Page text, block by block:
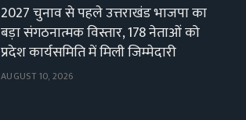
2027 चुनाव से पहले उत्तराखंड भाजपा का
बड़ा संगठनात्मक विस्तार, 178 नेताओं को
प्रदेश कार्यसमिति में मिली जिम्मेदारी
AUGUST 10, 2026